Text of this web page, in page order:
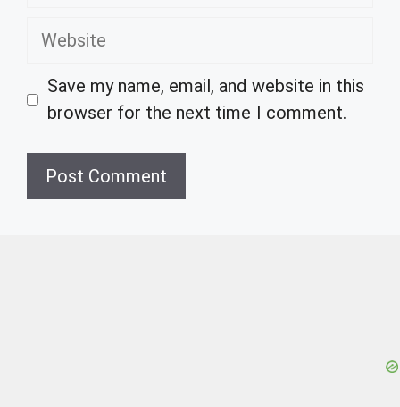
Website
Save my name, email, and website in this
browser for the next time I comment.